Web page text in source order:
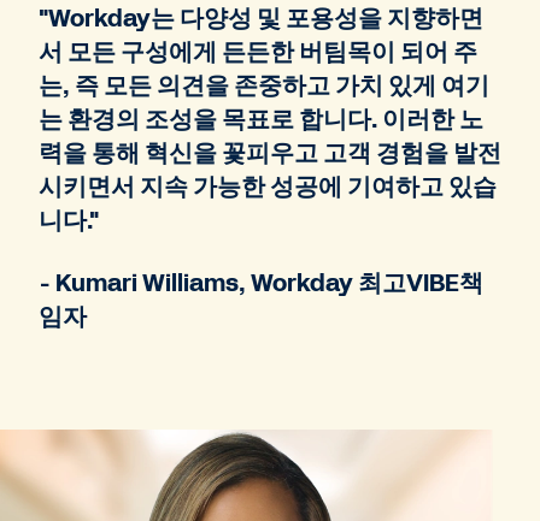
"Workday는 다양성 및 포용성을 지향하면
서 모든 구성에게 든든한 버팀목이 되어 주
는, 즉 모든 의견을 존중하고 가치 있게 여기
는 환경의 조성을 목표로 합니다. 이러한 노
력을 통해 혁신을 꽃피우고 고객 경험을 발전
시키면서 지속 가능한 성공에 기여하고 있습
니다."
- Kumari Williams, Workday 최고VIBE책
임자